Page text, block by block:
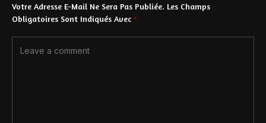
Votre Adresse E-Mail Ne Sera Pas Publiée. Les Champs
Obligatoires Sont Indiqués Avec *